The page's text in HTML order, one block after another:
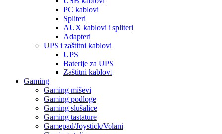
PC kablovi
Spliteri
AUX kablovi i spliteri
Adapteri
UPS i zaštitni kablovi
UPS
Baterije za UPS
Zaštitni kablovi
Gaming
Gaming miševi
Gaming podloge
Gaming slušalice
Gaming tastature
Gamepad/Joystick/Volani